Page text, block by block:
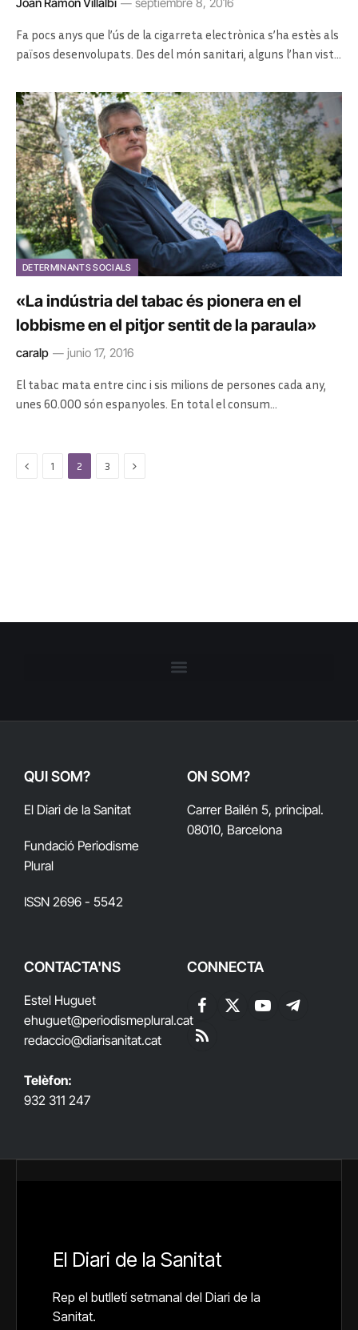
Fa pocs anys que l’ús de la cigarreta electrònica s’ha estès als
països desenvolupats. Des del món sanitari, alguns l’han vist…
DETERMINANTS SOCIALS
«La indústria del tabac és pionera en el
lobbisme en el pitjor sentit de la paraula»
caralp junio 17, 2016
El tabac mata entre cinc i sis milions de persones cada any,
unes 60.000 són espanyoles. En total el consum…
Previous
1 2 3 Next
QUI SOM?
El Diari de la Sanitat
Fundació Periodisme
Plural
ISSN 2696 - 5542
ON SOM?
Carrer Bailén 5, principal.
08010, Barcelona
CONTACTA'NS
Estel Huguet
ehuguet@periodismeplural.cat
redaccio@diarisanitat.cat
Telèfon:
932 311 247
CONNECTA
Facebook
X
YouTubeTelegram
RSS